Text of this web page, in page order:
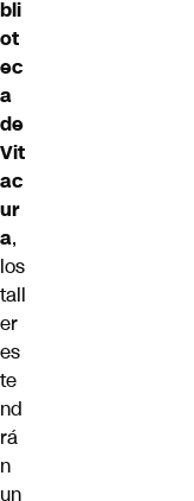
bli
ot
ec
a
de
Vit
ac
ur
a,
los
tall
er
es
te
nd
rá
n
un